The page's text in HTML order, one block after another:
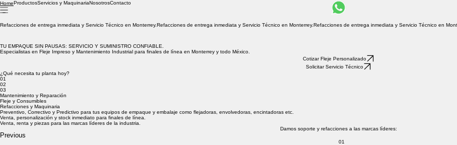
HomeProductosServicios y MaquinariaNosotrosContacto
Refacciones de entrega inmediata y Servicio Técnico en Monterrey.
TU EMPAQUE SIN PAUSAS: SERVICIO Y SUMINISTRO CONFIABLE.
Especialistas en Fleje Impreso y Mantenimiento Industrial para finales de línea en Monterrey y todo México.
Cotizar Fleje Personalizado
Solicitar Servicio Técnico
¿Qué necesita tu planta hoy?
01
02
03
Mantenimiento y Reparación
Fleje y Consumibles
Refacciones y Maquinaria
Preventivo, Correctivo y Predictivo para tus equipos de empaque y embalaje como flejadoras, envolvedoras, encintadoras etc.
Venta, personalización y stock inmediato para finales de línea.
Venta, renta y piezas para las marcas líderes de la industria.
Damos soporte y refacciones a las marcas líderes:
Previous
01